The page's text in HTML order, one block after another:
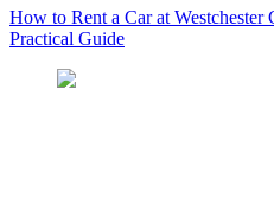
How to Rent a Car at
Practical Guide